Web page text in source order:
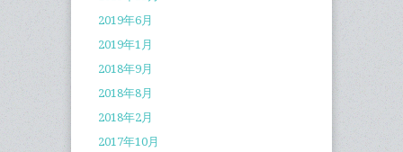
2019年6月
2019年1月
2018年9月
2018年8月
2018年2月
2017年10月